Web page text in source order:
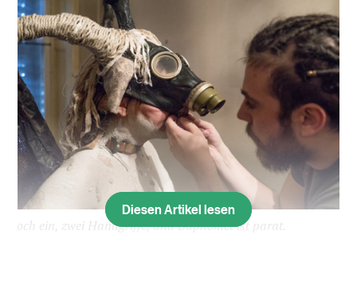
Noch ein, zwei Handgriffe, und Baphomet ist parat.
Diesen Artikel lesen